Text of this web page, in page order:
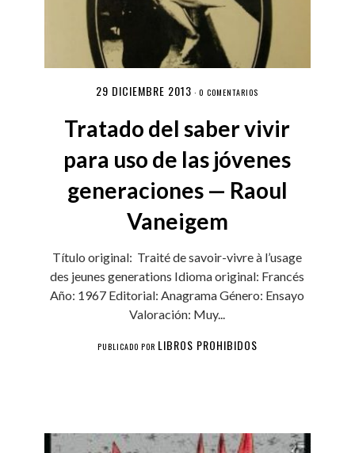
29 DICIEMBRE 2013 ·0 COMENTARIOS
Tratado del saber vivir
para uso de las jóvenes
generaciones — Raoul
Vaneigem
Título original: Traité de savoir-vivre à l’usage
des jeunes generations Idioma original: Francés
Año: 1967 Editorial: Anagrama Género: Ensayo
Valoración: Muy...
PUBLICADO POR LIBROS PROHIBIDOS